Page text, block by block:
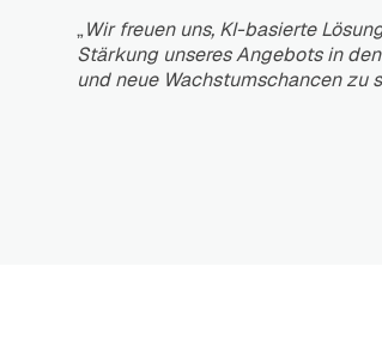
„Wir freuen uns, KI-basierte
Stärkung unseres Angebots in
und neue Wachstumschancen zu